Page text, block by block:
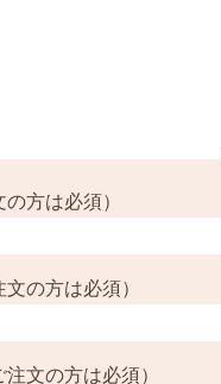
方は必須）
の方は必須）
文の方は必須）